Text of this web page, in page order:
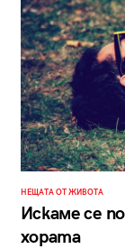
НЕЩАТА ОТ ЖИВОТА
Искаме се
хората